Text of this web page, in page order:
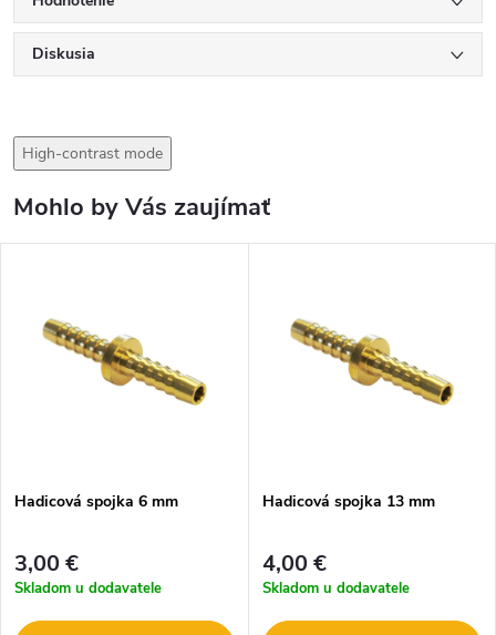
Diskusia
High-contrast mode
Mohlo by Vás zaujímať
Hadicová spojka 6 mm
3,00 €
Skladom u dodavatele
Hadicová spojka 13 mm
4,00 €
Skladom u dodavatele